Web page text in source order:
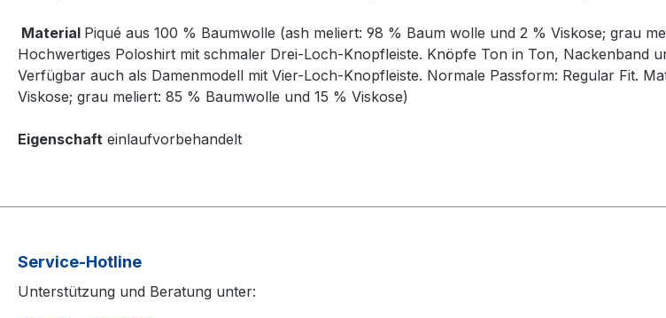
Material Piqué aus 100 % Baumwolle (ash meliert: 98 % Baum wolle und 2 % Viskose; grau
Hochwertiges Poloshirt mit schmaler Drei-Loch-Knopfleiste. Knöpfe Ton in Ton, Nackenband
Verfügbar auch als Damenmodell mit Vier-Loch-Knopfleiste. Normale Passform: Regular Fit.
Viskose; grau meliert: 85 % Baumwolle und 15 % Viskose)
Eigenschaft einlaufvorbehandelt
Service-Hotline
Unterstützung und Beratung unter: